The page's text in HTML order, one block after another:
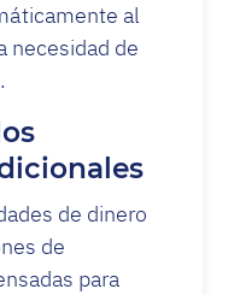
al
necesidad de
de dinero
de
para